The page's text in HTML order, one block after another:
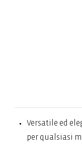
Versatile ed
per qualsiasi